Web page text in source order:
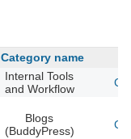
Category name
Internal Tools
and Workflow
Blogs
(BuddyPress)